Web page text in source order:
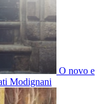
O novo e
Modignani